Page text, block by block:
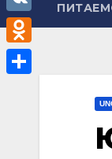
A
l
e
g
i
b
e
V
K
O